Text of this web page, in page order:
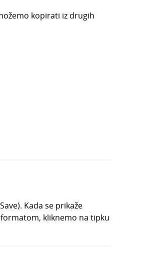
kopirati iz drugih
Kada se prikaže
kliknemo na tipku